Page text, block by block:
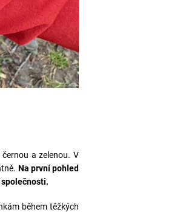
a zelenou. V
Na první pohled
během těžkých